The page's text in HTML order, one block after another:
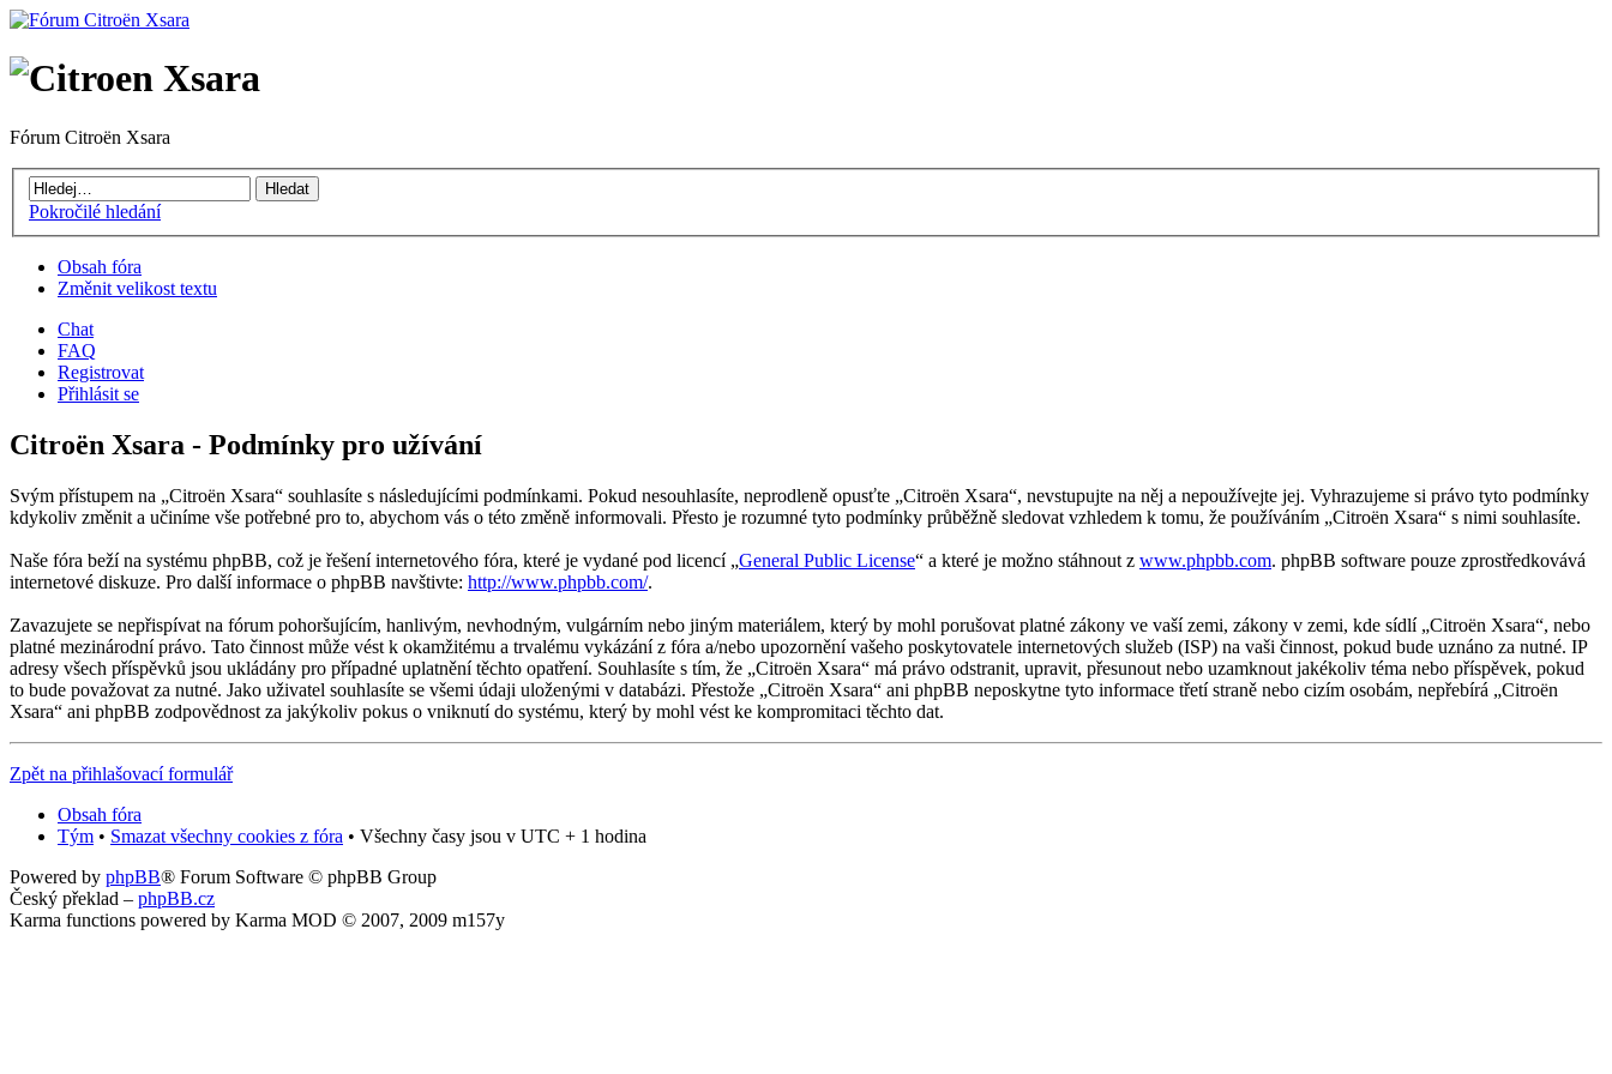
Fórum Citroën Xsara
Pokročilé hledání
Obsah fóra
Změnit velikost textu
Chat
FAQ
Registrovat
Přihlásit se
Citroën Xsara - Podmínky pro užívání
Svým přístupem na „Citroën Xsara“ souhlasíte s následujícími podmínkami. Pokud nesouhlasíte, neprodleně opusťte „Citroën Xsara“, nevstupujte na něj a nepoužívejte jej. Vyhrazujeme si právo tyto podmínky
kdykoliv změnit a učiníme vše potřebné pro to, abychom vás o této změně informovali. Přesto je rozumné tyto podmínky průběžně sledovat vzhledem k tomu, že používáním „Citroën Xsara“ s nimi souhlasíte.
Naše fóra beží na systému phpBB, což je řešení internetového fóra, které je vydané pod licencí „General Public License“ a které je možno stáhnout z www.phpbb.com. phpBB software pouze zprostředkovává
internetové diskuze. Pro další informace o phpBB navštivte: http://www.phpbb.com/.
Zavazujete se nepřispívat na fórum pohoršujícím, hanlivým, nevhodným, vulgárním nebo jiným materiálem, který by mohl porušovat platné zákony ve vaší zemi, zákony v zemi, kde sídlí „Citroën Xsara“, nebo
platné mezinárodní právo. Tato činnost může vést k okamžitému a trvalému vykázání z fóra a/nebo upozornění vašeho poskytovatele internetových služeb (ISP) na vaši činnost, pokud bude uznáno za nutné. IP
adresy všech příspěvků jsou ukládány pro případné uplatnění těchto opatření. Souhlasíte s tím, že „Citroën Xsara“ má právo odstranit, upravit, přesunout nebo uzamknout jakékoliv téma nebo příspěvek, pokud
to bude považovat za nutné. Jako uživatel souhlasíte se všemi údaji uloženými v databázi. Přestože „Citroën Xsara“ ani phpBB neposkytne tyto informace třetí straně nebo cizím osobám, nepřebírá „Citroën
Xsara“ ani phpBB zodpovědnost za jakýkoliv pokus o vniknutí do systému, který by mohl vést ke kompromitaci těchto dat.
Zpět na přihlašovací formulář
Obsah fóra
Tým • Smazat všechny cookies z fóra • Všechny časy jsou v UTC + 1 hodina
Powered by phpBB® Forum Software © phpBB Group
Český překlad – phpBB.cz
Karma functions powered by Karma MOD © 2007, 2009 m157y